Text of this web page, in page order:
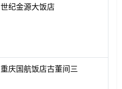
世纪金源大饭店
重庆国航饭店古董间三